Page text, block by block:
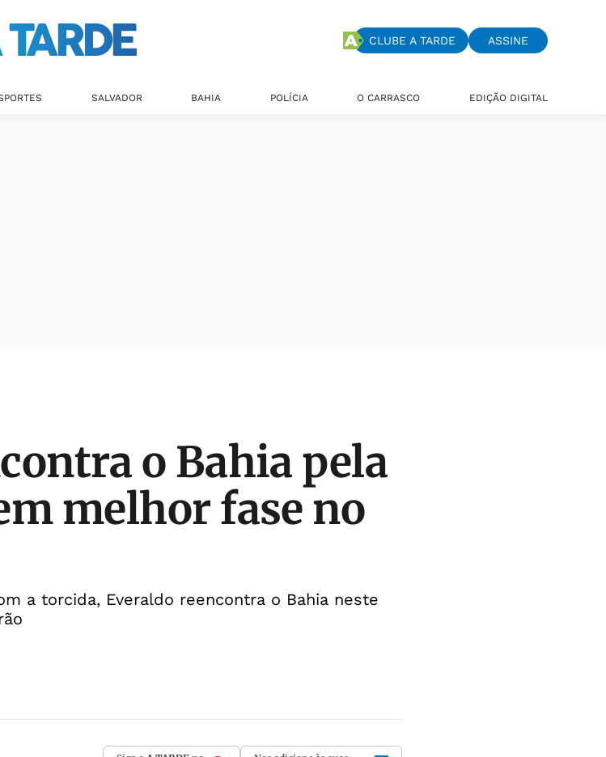
CLUBE A TARDE ASSINE
SALVADOR BAHIA POLÍCIA O CARRASCO EDIÇÃO DIGITAL
o Bahia pela
melhor fase no
a torcida, Everaldo reencontra o Bahia neste